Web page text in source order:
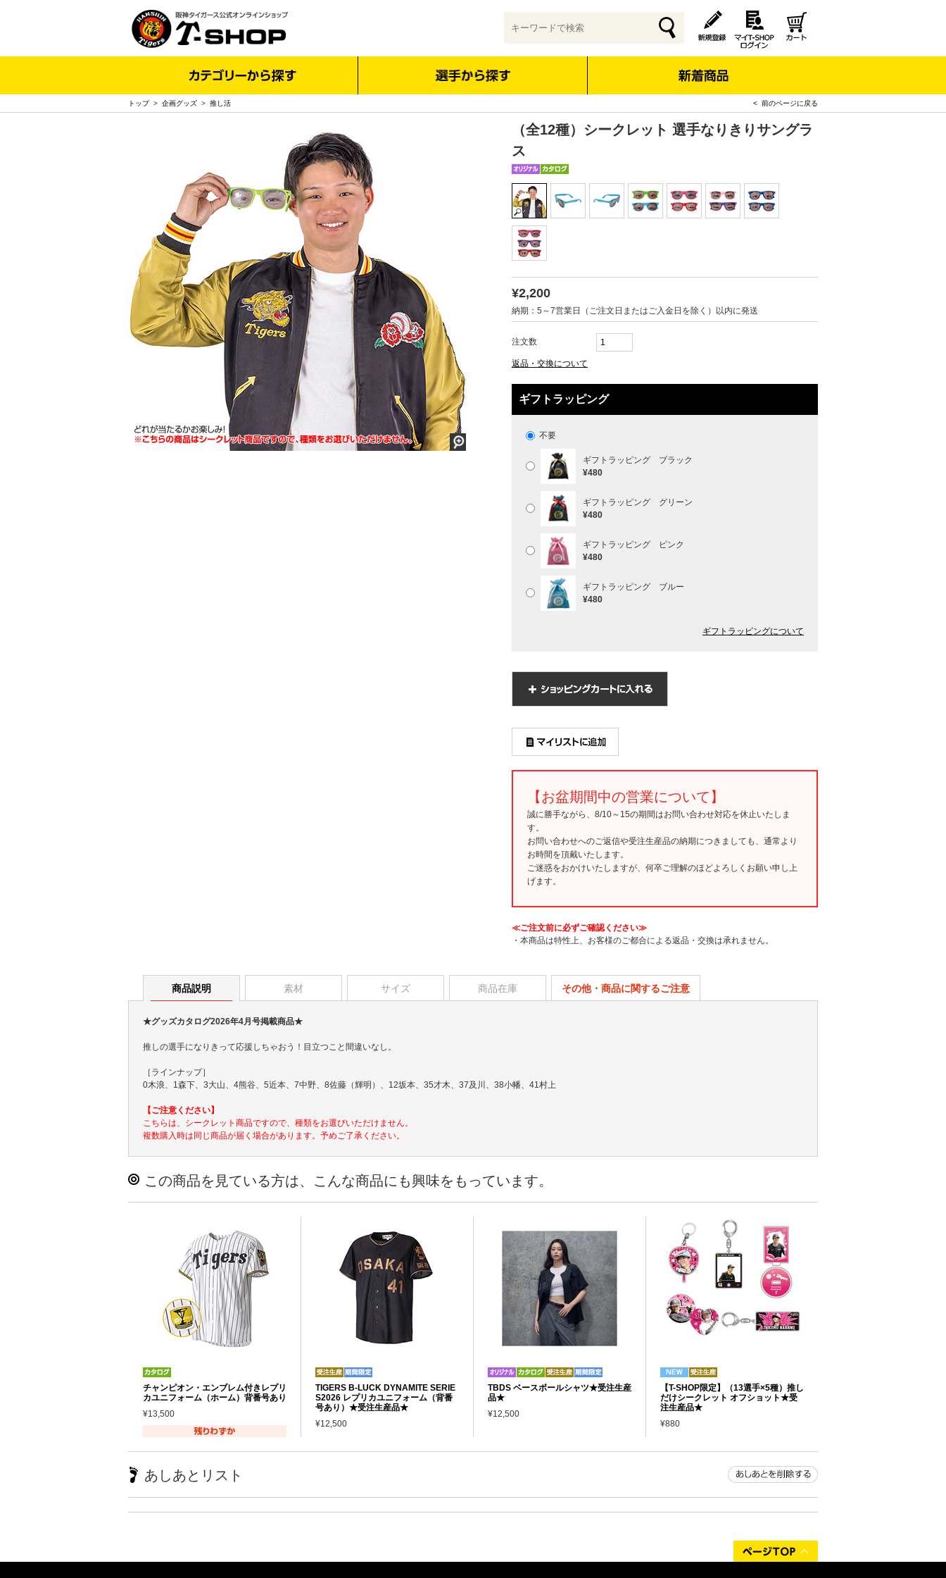
トップ> 企画グッズ > 推し活 < 前のページに戻る
（全12種）シークレット 選手なりきりサングラ
ス
¥2,200
納期：5～7営業日（ご注文日またはご入金日を除く）以内に発送
注文数
返品・交換について
ギフトラッピング
不要
ギフトラッピング ブラック
¥480
ギフトラッピング グリーン
¥480
ギフトラッピング ピンク
¥480
ギフトラッピング ブルー
¥480
ギフトラッピングについて
【お盆期間中の営業について】
誠に勝手ながら、8/10～15の期間はお問い合わせ対応を休止いたしま
す。
お問い合わせへのご返信や受注生産品の納期につきましても、通常より
お時間を頂戴いたします。
ご迷惑をおかけいたしますが、何卒ご理解のほどよろしくお願い申し上
げます。
≪ご注文前に必ずご確認ください≫
・本商品は特性上、お客様のご都合による返品・交換は承れません。
商品説明 素材 サイズ 商品在庫 その他・商品に関するご注意
★グッズカタログ2026年4月号掲載商品★
推しの選手になりきって応援しちゃおう！目立つこと間違いなし。
［ラインナップ］
0木浪、1森下、3大山、4熊谷、5近本、7中野、8佐藤（輝明）、12坂本、35才木、37及川、38小幡、41村上
【ご注意ください】
こちらは、シークレット商品ですので、種類をお選びいただけません。
複数購入時は同じ商品が届く場合があります。予めご了承ください。
この商品を見ている方は、こんな商品にも興味をもっています。
チャンピオン・エンブレム付きレプリ
カユニフォーム（ホーム）背番号あり
¥13,500
TIGERS B-LUCK DYNAMITE SERIE
S2026 レプリカユニフォーム（背番
号あり）★受注生産品★
¥12,500
TBDS ベースボールシャツ★受注生産
品★
¥12,500
【T-SHOP限定】（13選手×5種）推し
だけシークレット オフショット★受
注生産品★
¥880
あしあとリスト